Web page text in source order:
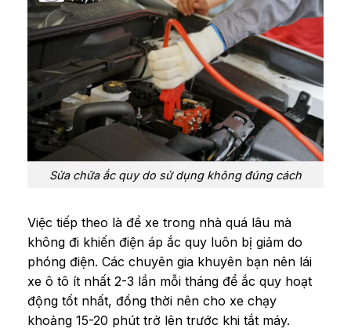
Sửa chữa ắc quy do sử dụng không đúng cách
Việc tiếp theo là để xe trong nhà quá lâu mà
không đi khiến điện áp ắc quy luôn bị giảm do
phóng điện. Các chuyên gia khuyên bạn nên lái
xe ô tô ít nhất 2-3 lần mỗi tháng để ắc quy hoạt
động tốt nhất, đồng thời nên cho xe chạy
khoảng 15-20 phút trở lên trước khi tắt máy.